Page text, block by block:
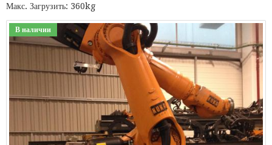
Макс. Загрузить: 360kg
В наличии